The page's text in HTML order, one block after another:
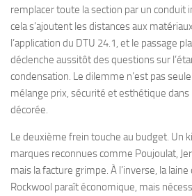
remplacer toute la section par un conduit
cela s’ajoutent les distances aux
l’application du DTU 24.1, et le passage
déclenche aussitôt des questions sur
condensation. Le dilemme n’est pas
mélange prix, sécurité et esthétique dans
décorée.
Le deuxième frein touche au budget. Un
marques reconnues comme Poujoulat,
mais la facture grimpe. À l’inverse, la
Rockwool paraît économique, mais